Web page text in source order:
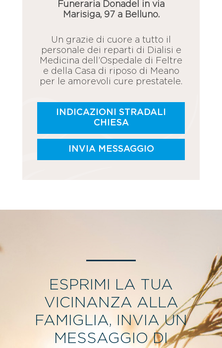
Funeraria Donadel in via
Marisiga, 97 a Belluno.
Un grazie di cuore a tutto il
personale dei reparti di Dialisi e
Medicina dell’Ospedale di Feltre
e della Casa di riposo di Meano
per le amorevoli cure prestatele.
INDICAZIONI STRADALI
CHIESA
INVIA MESSAGGIO
ESPRIMI LA TUA
VICINANZA ALLA
FAMIGLIA, INVIA UN
MESSAGGIO DI